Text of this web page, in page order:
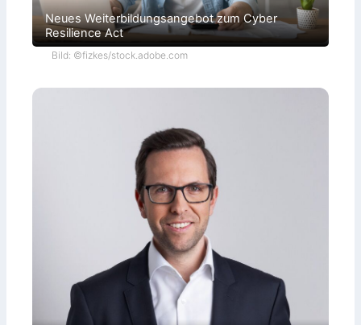
Neues Weiterbildungsangebot zum Cyber
Resilience Act
Bild: ©fizkes/stock.adobe.com